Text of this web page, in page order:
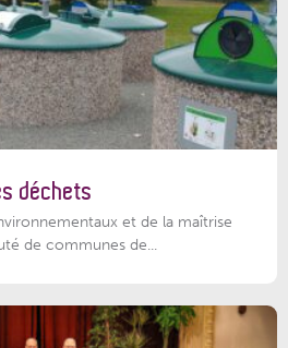
déchets
et de la maîtrise
de communes de...